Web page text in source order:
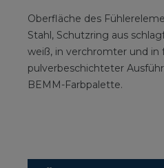
Oberfläche des
Stahl, Schutzring aus
weiß, in verchromter und in
pulverbeschichteter
BEMM-Farbpalette.